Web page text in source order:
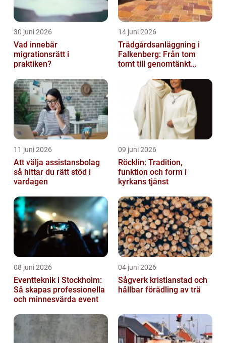
30 juni 2026
Vad innebär
migrationsrätt i
praktiken?
14 juni 2026
Trädgårdsanläggning i
Falkenberg: Från tom
tomt till genomtänkt
11 juni 2026
Att välja assistansbolag
så hittar du rätt stöd i
vardagen
09 juni 2026
Röcklin: Tradition,
funktion och form i
kyrkans tjänst
08 juni 2026
Eventteknik i Stockholm:
Så skapas professionella
och minnesvärda event
04 juni 2026
Sågverk kristianstad och
hållbar förädling av trä